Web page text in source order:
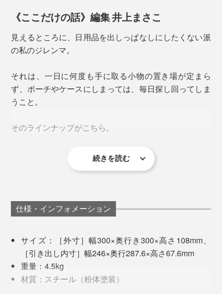
が生まれるスタンドに。
引き出し内には、書類や文具、ケーブル類など、毎日手
に取る散らかりやすいモノを。
写真左が、創業当初につくった「ファイリングキャビネット」
レールの性能の良さはもちろんのこと、「0.1ミリの違
つきが出ないよう緻密な寸法設計が要に。
「ピタリと守る箇所と、逃しの余白をどう設計に組み込
があるからこそのものづくり。
のある仕上げです。
国内のキャビネットでは、ほとんど見かけることのない
蛍光「イエロー」の塗料は、じつは日本にはなく、海外
《ここだけの話》編集 井上まさこ
見えるところに、日用品を出しっぱなしにしたくない派
の私のジレンマ。
それは、一日に何度も手に取る小物の置き場が定まら
ず、ポーチやケースにしまっては、毎日探し回ってしま
うこと。
そのラインナップがこちら。
リップクリーム
3色ボールペン
出しっぱなしにすると部屋が散らかっているように感じ
て気分が下がるので、とにかく見えないところにしまい
たい。けど、あちらこちらにうっかり置き忘れ。
続きを読む
仕様・インフォメーション
サイズ：［外寸］幅300×奥行き300×高さ108mm、
［引き出し内寸］幅246×奥行287.6×高さ67.6mm
重量：4.5kg
材質：スチール（粉体塗装）